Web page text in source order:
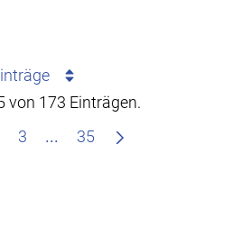
von 173 Einträgen.
3 ... Zwischenseiten
35